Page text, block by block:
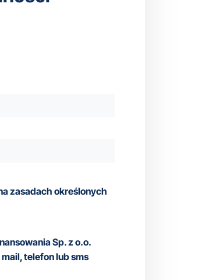
zasadach określonych
Sp. z o.o.
telefon lub sms